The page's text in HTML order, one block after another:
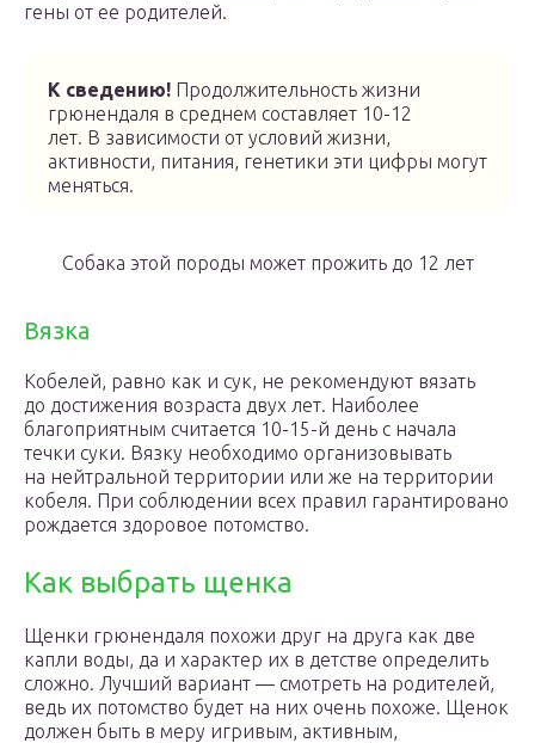
гены от ее родителей.
К сведению! Продолжительность жизни
грюнендаля в среднем составляет 10-12
лет. В зависимости от условий жизни,
активности, питания, генетики эти цифры могут
меняться.
Собака этой породы может прожить до 12 лет
Вязка
Кобелей, равно как и сук, не рекомендуют вязать
до достижения возраста двух лет. Наиболее
благоприятным считается 10-15-й день с начала
течки суки. Вязку необходимо организовывать
на нейтральной территории или же на территории
кобеля. При соблюдении всех правил гарантировано
рождается здоровое потомство.
Как выбрать щенка
Щенки грюнендаля похожи друг на друга как две
капли воды, да и характер их в детстве определить
сложно. Лучший вариант — смотреть на родителей,
ведь их потомство будет на них очень похоже. Щенок
должен быть в меру игривым, активным,